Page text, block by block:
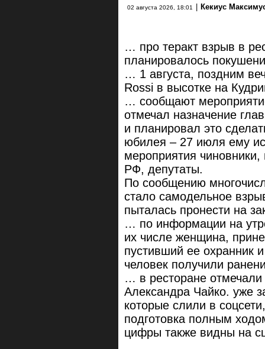
02 августа 2026, 18:01 Кекиус
… про теракт взрыв в
планировалось
… 1 августа, поздним
Rossi в высотке на
… сообщают
отмечал назначение
и планировал это
юбилея – 27 июля ему
мероприятия
РФ, депутаты.
По сообщению
стало самодельное
пыталась пронести на
… по информации на
их числе женщина,
пустивший ее охранник
человек получили
… в ресторане
Александра Чайко. уже
которые слили в
подготовка полным
цифры также видны на